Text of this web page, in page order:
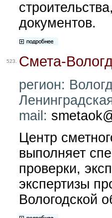
документов.
523. Смета-
регион:
mail:
Центр
выполняет
проверки,
экспертизы
Вологодской